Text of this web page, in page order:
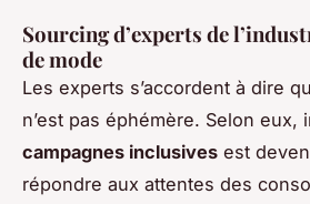
Sourcing d’experts de
de mode
Les experts s’accordent à dire
n’est pas éphémère. Selon eux,
campagnes inclusives est
répondre aux attentes des